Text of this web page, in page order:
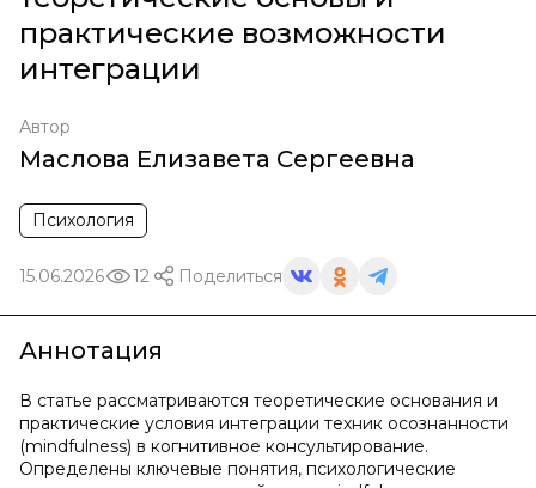
практические возможности
интеграции
Автор
Маслова Елизавета Сергеевна
Психология
15.06.2026 12 Поделиться
Аннотация
В статье рассматриваются теоретические основания и
практические условия интеграции техник осознанности
(mindfulness) в когнитивное консультирование.
Определены ключевые понятия, психологические